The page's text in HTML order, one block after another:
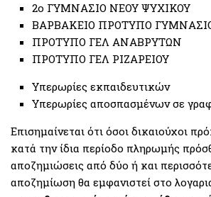
2ο ΓΥΜΝΑΣΙΟ ΝΕΟΥ ΨΥΧΙΚΟΥ
ΒΑΡΒΑΚΕΙΟ ΠΡΟΤΥΠΟ
ΠΡΟΤΥΠΟ ΓΕΛ ΑΝΑΒΡΥΤΩΝ
ΠΡΟΤΥΠΟ ΓΕΛ ΡΙΖΑΡΕΙΟΥ
Υπερωρίες εκπαιδευτικών
Υπερωρίες αποσπασμένων σε
Επισημαίνεται ότι όσοι δικαιούχοι
κατά την ίδια περίοδο πληρωμής
αποζημιώσεις από δύο ή και
αποζημίωση θα εμφανιστεί στο